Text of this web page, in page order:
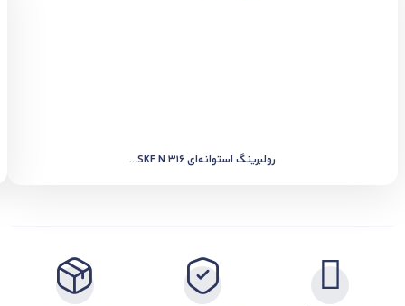
رولبرینگ استوانه‌ای SKF N 316...